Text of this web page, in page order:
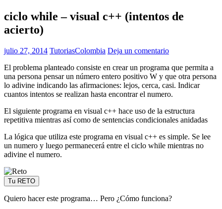
ciclo while – visual c++ (intentos de
acierto)
julio 27, 2014 TutoriasColombia Deja un comentario
El problema planteado consiste en crear un programa que permita a
una persona pensar un número entero positivo W y que otra persona
lo adivine indicando las afirmaciones: lejos, cerca, casi. Indicar
cuantos intentos se realizan hasta encontrar el numero.
El siguiente programa en visual c++ hace uso de la estructura
repetitiva mientras así como de sentencias condicionales anidadas
La lógica que utiliza este programa en visual c++ es simple. Se lee
un numero y luego permanecerá entre el ciclo while mientras no
adivine el numero.
Tu RETO
Quiero hacer este programa… Pero ¿Cómo funciona?